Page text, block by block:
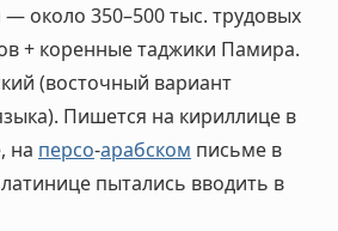
— около 350–500 тыс. трудовых
+ коренные таджики Памира.
(восточный вариант
Пишется на кириллице в
на персо-арабском письме в
пытались вводить в